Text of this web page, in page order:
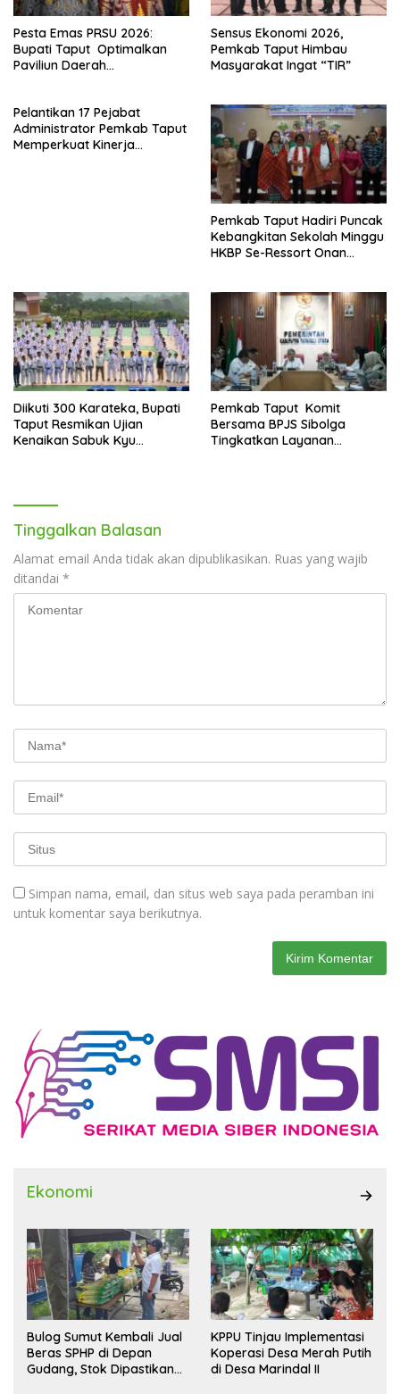
Pesta Emas PRSU 2026:
Bupati Taput Optimalkan
Paviliun Daerah
Sensus Ekonomi 2026,
Pemkab Taput Himbau
Masyarakat Ingat “TIR”
Pelantikan 17 Pejabat
Administrator Pemkab Taput
Memperkuat Kinerja
Pemkab Taput Hadiri Puncak
Kebangkitan Sekolah Minggu
HKBP Se-Ressort Onan
Diikuti 300 Karateka, Bupati
Taput Resmikan Ujian
Kenaikan Sabuk Kyu
Pemkab Taput Komit
Bersama BPJS Sibolga
Tingkatkan Layanan
Tinggalkan Balasan
Alamat email Anda tidak akan dipublikasikan. Ruas yang wajib
ditandai *
Simpan nama, email, dan situs web saya pada peramban ini
untuk komentar saya berikutnya.
Ekonomi
Bulog Sumut Kembali Jual
Beras SPHP di Depan
Gudang, Stok Dipastikan
KPPU Tinjau Implementasi
Koperasi Desa Merah Putih
di Desa Marindal II